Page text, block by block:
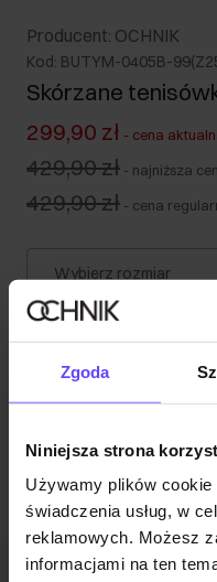
Zgoda
Niniejsza strona
Używamy plików cookie
świadczenia usług, w
reklamowych. Możesz
informacjami na ten
Producent: OCHNIK
Kod: BUTYM-0405B-
Skórzane
299,90 zł - cena
429,90 zł - najniższa
429,90 zł - cena
Wybierz rozmiar
Wysyłka w 1 dzień